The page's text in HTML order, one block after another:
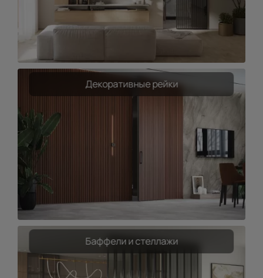
Декоративные рейки
Баффели и стеллажи